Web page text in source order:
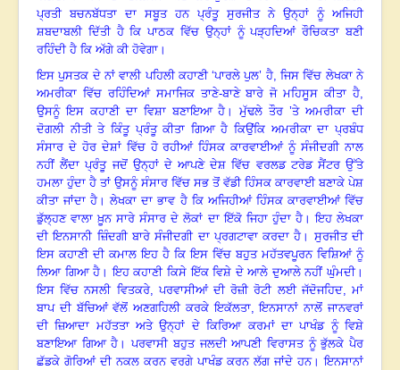
ਪ੍ਰਤੀ ਬਚਨਬੱਧਤਾ ਦਾ ਸਬੂਤ ਹਨ ਪ੍ਰੰਤੂ ਸੁਰਜੀਤ ਨੇ ਉਨ੍ਹਾਂ ਨੂੰ ਅਜਿਹੀ
ਸ਼ਬਦਾਬਲੀ ਦਿੱਤੀ ਹੈ ਕਿ ਪਾਠਕ ਵਿੱਚ ਉਨ੍ਹਾਂ ਨੂੰ ਪੜ੍ਹਦਿਆਂ ਰੌਚਿਕਤਾ ਬਣੀ
ਰਹਿੰਦੀ ਹੈ ਕਿ ਅੱਗੇ ਕੀ ਹੋਵੇਗਾ।
ਇਸ ਪੁਸਤਕ ਦੇ ਨਾਂ ਵਾਲੀ ਪਹਿਲੀ ਕਹਾਣੀ ‘ਪਾਰਲੇ ਪੁਲ’ ਹੈ, ਜਿਸ ਵਿੱਚ ਲੇਖਕਾ ਨੇ
ਅਮਰੀਕਾ ਵਿੱਚ ਰਹਿੰਦਿਆਂ ਸਮਾਜਿਕ ਤਾਣੇ-ਬਾਣੇ ਬਾਰੇ ਜੋ ਮਹਿਸੂਸ ਕੀਤਾ ਹੈ,
ਉਸਨੂੰ ਇਸ ਕਹਾਣੀ ਦਾ ਵਿਸ਼ਾ ਬਣਾਇਆ ਹੈ ।ਮੁੱਢਲੇ ਤੌਰ ’ਤੇ ਅਮਰੀਕਾ ਦੀ
ਦੋਗਲੀ ਨੀਤੀ ਤੇ ਕਿੰਤੂ ਪ੍ਰੰਤੂ ਕੀਤਾ ਗਿਆ ਹੈ ਕਿਉਂਕਿ ਅਮਰੀਕਾ ਦਾ ਪ੍ਰਬੰਧ
ਸੰਸਾਰ ਦੇ ਹੋਰ ਦੇਸ਼ਾਂ ਵਿੱਚ ਹੋ ਰਹੀਆਂ ਹਿੰਸਕ ਕਾਰਵਾਈਆਂ ਨੂੰ ਸੰਜੀਦਗੀ ਨਾਲ
ਨਹੀਂ ਲੈਂਦਾ ਪ੍ਰੰਤੂ ਜਦੋਂ ਉਨ੍ਹਾਂ ਦੇ ਆਪਣੇ ਦੇਸ਼ ਵਿੱਚ ਵਰਲਡ ਟਰੇਡ ਸੈਂਟਰ ਉੱਤੇ
ਹਮਲਾ ਹੁੰਦਾ ਹੈ ਤਾਂ ਉਸਨੂੰ ਸੰਸਾਰ ਵਿੱਚ ਸਭ ਤੋਂ ਵੱਡੀ ਹਿੰਸਕ ਕਾਰਵਾਈ ਬਣਾਕੇ ਪੇਸ਼
ਕੀਤਾ ਜਾਂਦਾ ਹੈ ।ਲੇਖਕਾ ਦਾ ਭਾਵ ਹੈ ਕਿ ਅਜਿਹੀਆਂ ਹਿੰਸਕ ਕਾਰਵਾਈਆਂ ਵਿੱਚ
ਡੁੱਲ੍ਹਣ ਵਾਲਾ ਖ਼ੂਨ ਸਾਰੇ ਸੰਸਾਰ ਦੇ ਲੋਕਾਂ ਦਾ ਇੱਕੋ ਜਿਹਾ ਹੁੰਦਾ ਹੈ।ਇਹ ਲੇਖਕਾ
ਦੀ ਇਨਸਾਨੀ ਜ਼ਿੰਦਗੀ ਬਾਰੇ ਸੰਜੀਦਗੀ ਦਾ ਪ੍ਰਗਟਾਵਾ ਕਰਦਾ ਹੈ । ਸੁਰਜੀਤ ਦੀ
ਇਸ ਕਹਾਣੀ ਦੀ ਕਮਾਲ ਇਹ ਹੈ ਕਿ ਇਸ ਵਿੱਚ ਬਹੁਤ ਮਹੱਤਵਪੂਰਨ ਵਿਸ਼ਿਆਂ ਨੂੰ
ਲਿਆ ਗਿਆ ਹੈ ।ਇਹ ਕਹਾਣੀ ਕਿਸੇ ਇੱਕ ਵਿਸ਼ੇ ਦੇ ਆਲੇ ਦੁਆਲੇ ਨਹੀਂ ਘੁੰਮਦੀ।
ਇਸ ਵਿੱਚ ਨਸਲੀ ਵਿਤਕਰੇ, ਪਰਵਾਸੀਆਂ ਦੀ ਰੋਜ਼ੀ ਰੋਟੀ ਲਈ ਜੱਦੋਜਹਿਦ, ਮਾਂ
ਬਾਪ ਦੀ ਬੱਚਿਆਂ ਵੱਲੋਂ ਅਣਗਹਿਲੀ ਕਰਕੇ ਇਕੱਲਤਾ, ਇਨਸਾਨਾਂ ਨਾਲੋਂ ਜਾਨਵਰਾਂ
ਦੀ ਜ਼ਿਆਦਾ ਮਹੱਤਤਾ ਅਤੇ ਉਨ੍ਹਾਂ ਦੇ ਕਿਰਿਆ ਕਰਮਾਂ ਦਾ ਪਾਖੰਡ ਨੂੰ ਵਿਸ਼ੇ
ਬਣਾਇਆ ਗਿਆ ਹੈ ।ਪਰਵਾਸੀ ਬਹੁਤ ਜਲਦੀ ਆਪਣੀ ਵਿਰਾਸਤ ਨੂੰ ਭੁੱਲਕੇ ਪੈਰ
ਛੱਡਕੇ ਗੋਰਿਆਂ ਦੀ ਨਕਲ ਕਰਨ ਵਰਗੇ ਪਾਖੰਡ ਕਰਨ ਲੱਗ ਜਾਂਦੇ ਹਨ।ਇਨਸਾਨਾਂ